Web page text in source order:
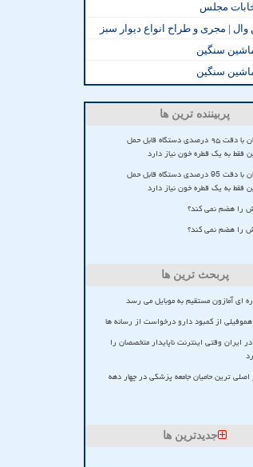
مجلس
| مجری و طراح انواع دیوار سبز
سنگین
سنگین
پربیننده ترین ها
تشخیص سرطان با دقت ۹۵ درصدی دستگاه قابل حمل
فقط به یک قطره خون نیاز دارد
تشخیص سرطان با دقت 95 درصدی دستگاه قابل حمل
فقط به یک قطره خون نیاز دارد
را هضم نمی کند؟
را هضم نمی کند؟
پربحث ترین ها
ای آمازون مستقیم به موبایل می رسد
هموفیلی از کمبود دارو درخواست از رسانه ها
ایران وقتی اینترنت ناپایدار متخصصان را
ترین حامیان جامعه پزشکی در چهار دهه
جدیدترین ها